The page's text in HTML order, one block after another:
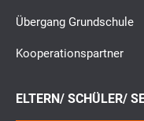
Übergang Grundschule
Kooperationspartner
ELTERN/ SCHÜLER/